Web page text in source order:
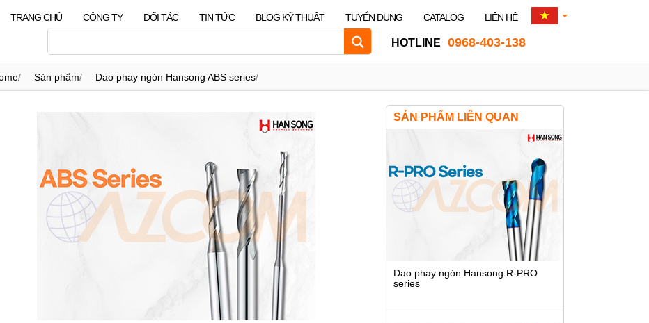
TRANG CHỦ CÔNG TY ĐỐI TÁC TIN TỨC BLOG KỸ THUẬT TUYỂN DỤNG CATALOG LIÊN HỆ
HOTLINE 0968-403-138
/ Sản phẩm/ Dao phay ngón Hansong ABS series/
SẢN PHẨM LIÊN QUAN
Dao phay ngón Hansong R-PRO
series